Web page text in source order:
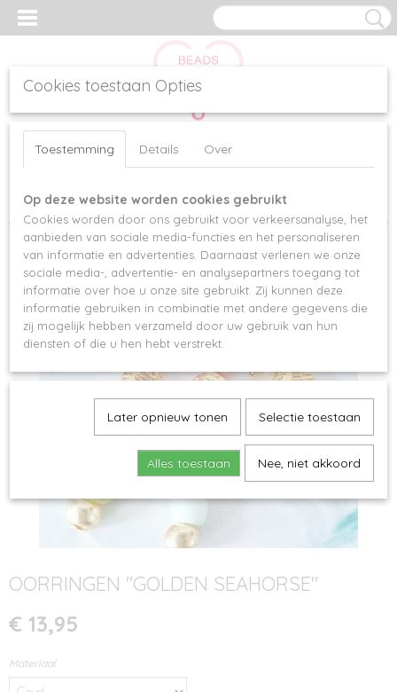
Inloggen Registreren
Home >Oorbellen>OORRINGEN "GOLDEN SEAHORSE"
OORRINGEN "GOLDEN SEAHORSE"
€ 13,95
Materiaal
Cookies toestaan Opties
Toestemming Details Over
Op deze website worden cookies gebruikt
Cookies worden door ons gebruikt voor verkeersanalyse, het
aanbieden van sociale media-functies en het personaliseren
van informatie en advertenties. Daarnaast verlenen we onze
sociale media-, advertentie- en analysepartners toegang tot
informatie over hoe u onze site gebruikt. Zij kunnen deze
informatie gebruiken in combinatie met andere gegevens die
zij mogelijk hebben verzameld door uw gebruik van hun
diensten of die u hen hebt verstrekt.
Later opnieuw tonen Selectie toestaan
Alles toestaan Nee, niet akkoord